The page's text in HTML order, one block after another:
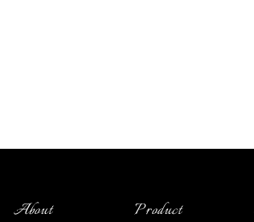
About Product